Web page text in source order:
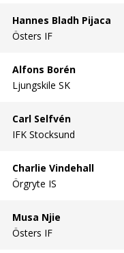
Hannes Bladh Pijaca
Östers IF
Alfons Borén
Ljungskile SK
Carl Selfvén
IFK Stocksund
Charlie Vindehall
Örgryte IS
Musa Njie
Östers IF